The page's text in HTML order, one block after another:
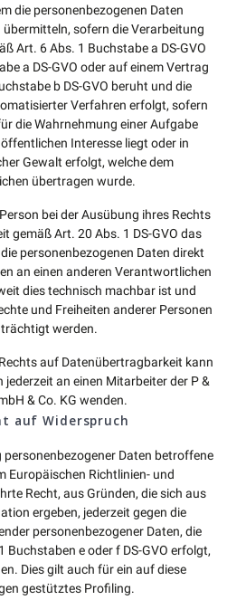
die personenbezogenen Daten
sofern die Verarbeitung
Art. 6 Abs. 1 Buchstabe a DS-GVO
a DS-GVO oder auf einem Vertrag
b DS-GVO beruht und die
Verfahren erfolgt, sofern
die Wahrnehmung einer Aufgabe
Interesse liegt oder in
Gewalt erfolgt, welche dem
übertragen wurde.
bei der Ausübung ihres Rechts
gemäß Art. 20 Abs. 1 DS-GVO das
personenbezogenen Daten direkt
an einen anderen Verantwortlichen
dies technisch machbar ist und
und Freiheiten anderer Personen
werden.
auf Datenübertragbarkeit kann
an einen Mitarbeiter der P &
& Co. KG wenden.
auf Widerspruch
Daten betroffene
Europäischen Richtlinien- und
Recht, aus Gründen, die sich aus
ergeben, jederzeit gegen die
personenbezogener Daten, die
e oder f DS-GVO erfolgt,
Dies gilt auch für ein auf diese
gestütztes Profiling.